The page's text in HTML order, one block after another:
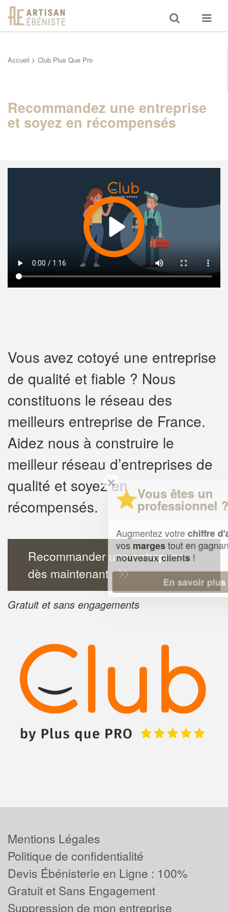
Toggle
search
Toggle
Accueil > Club Plus Que Pro
Recommandez une entreprise
et soyez en récompensés
Vous avez cotoyé une entreprise
de qualité et fiable ? Nous
constituons le réseau des
meilleurs entreprise de France.
Aidez nous à construire le
meilleur réseau d’entreprises de
qualité et soyez en
récompensés.
Recommander une entreprise
dès maintenant
Gratuit et sans engagements
✕
Vous êtes un
professionnel ?
Augmentez votrechiffre d'affaireset
margestout en gagnant de
nouveaux clients!
En savoir plus
Mentions Légales
Politique de confidentialité
Devis Ébénisterie en Ligne : 100%
Gratuit et Sans Engagement
Suppression de mon entreprise